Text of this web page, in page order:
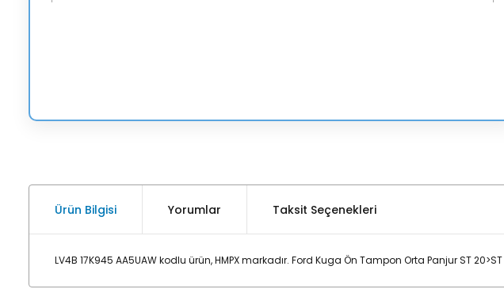
Ürün Bilgisi Yorumlar Taksit Seçenekleri
LV4B 17K945 AA5UAW kodlu ürün, HMPX markadır. Ford Kuga Ön Tampon Orta Panjur ST 20>ST